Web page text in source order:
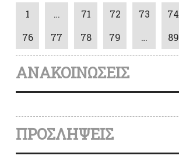
1 … 71 72 73 74
76
77 78 79 … 89
ΑΝΑΚΟΙΝΩΣΕΙΣ
ΠΡΟΣΛΗΨΕΙΣ